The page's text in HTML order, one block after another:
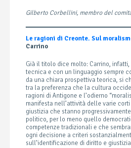
Gilberto Corbellini, membro del
Le ragioni di Creonte. Sul
Carrino
Già il titolo dice molto: Carrino,
tecnica e con un linguaggio sempre
da una chiara prospettiva teorica, si
tra la preferenza che la cultura
ragioni di Antigone e l’odierno
manifesta nell’attività delle varie
giustizia che stanno
politico, per lo meno quello
competenze tradizionali e che
ogni decisione a criteri
sull’identificazione di diritto e